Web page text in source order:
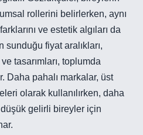
rollerini belirlerken, aynı
ve estetik algıları da
fiyat aralıkları,
tasarımları, toplumda
Daha pahalı markalar, üst
olarak kullanılırken, daha
gelirli bireyler için